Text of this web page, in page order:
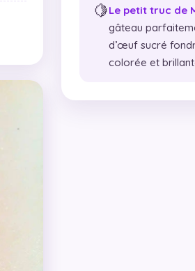
🍋Le petit truc de
gâteau
d’œuf sucré
colorée et